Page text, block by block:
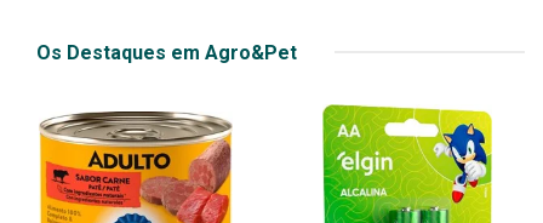
Os Destaques em Agro&Pet